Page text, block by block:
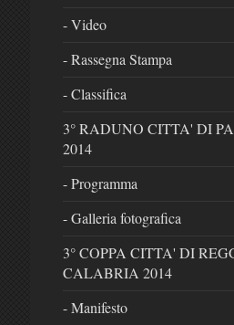
- Video
- Rassegna Stampa
- Classifica
3° RADUNO CITTA' DI
2014
- Programma
- Galleria fotografica
3° COPPA CITTA' DI
CALABRIA 2014
- Manifesto